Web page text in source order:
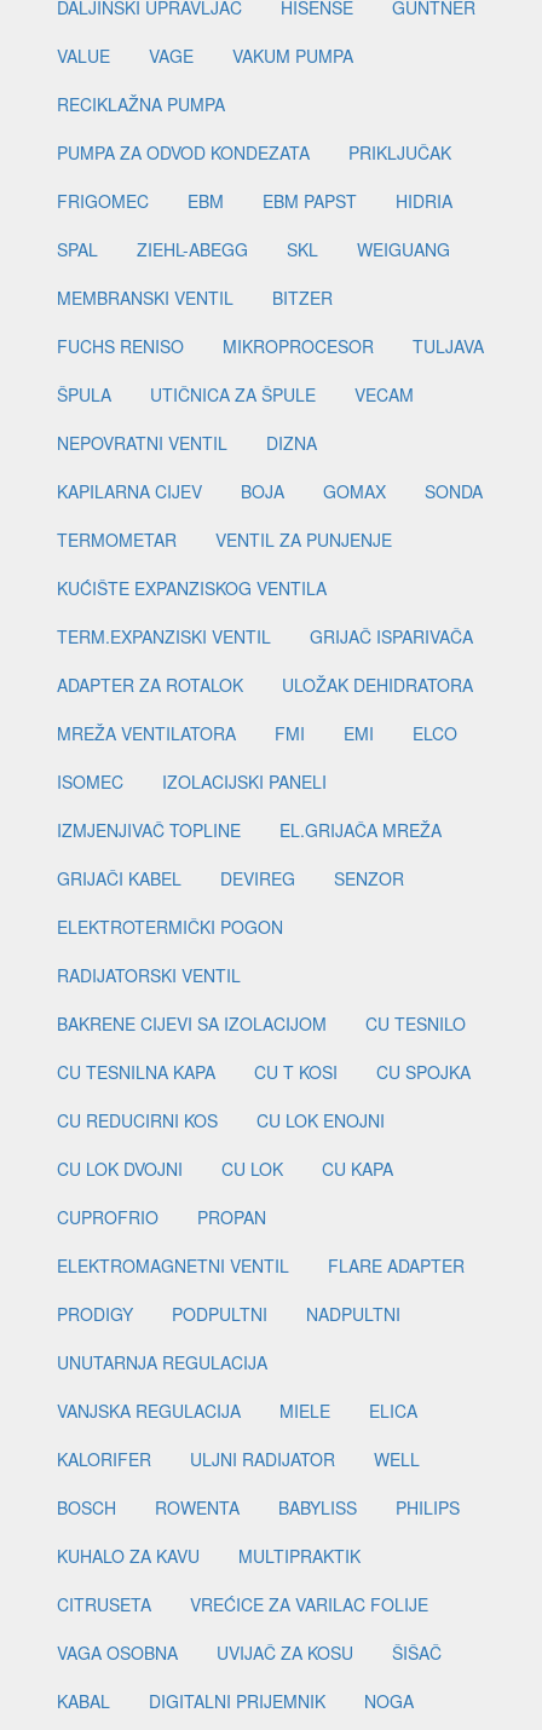
DALJINSKI UPRAVLJAČ HISENSE
GUNTNER
VALUE
VAGE
VAKUM PUMPA
RECIKLAŽNA PUMPA
PUMPA ZA ODVOD KONDEZATA
PRIKLJUČAK
FRIGOMEC
EBM EBM PAPST
HIDRIA
SPAL
ZIEHL-ABEGG SKL
WEIGUANG
MEMBRANSKI VENTIL
BITZER
FUCHS RENISO
MIKROPROCESOR
TULJAVA
ŠPULA
UTIČNICA ZA ŠPULE
VECAM
NEPOVRATNI VENTIL
DIZNA
KAPILARNA CIJEV
BOJA GOMAX
SONDA
TERMOMETAR
VENTIL ZA PUNJENJE
KUĆIŠTE EXPANZISKOG VENTILA
TERM.EXPANZISKI VENTIL
GRIJAČ ISPARIVAČA
ADAPTER ZA ROTALOK
ULOŽAK DEHIDRATORA
MREŽA VENTILATORA
FMI EMI
ELCO
ISOMEC
IZOLACIJSKI PANELI
IZMJENJIVAČ TOPLINE
EL.GRIJAČA MREŽA
GRIJAČI KABEL
DEVIREG
SENZOR
ELEKTROTERMIČKI POGON
RADIJATORSKI VENTIL
BAKRENE CIJEVI SA IZOLACIJOM
CU TESNILO
CU TESNILNA KAPA
CU T KOSI
CU SPOJKA
CU REDUCIRNI KOS
CU LOK ENOJNI
CU LOK DVOJNI
CU LOK
CU KAPA
CUPROFRIO
PROPAN
ELEKTROMAGNETNI VENTIL
FLARE ADAPTER
PRODIGY
PODPULTNI
NADPULTNI
UNUTARNJA REGULACIJA
VANJSKA REGULACIJA
MIELE
ELICA
KALORIFER
ULJNI RADIJATOR
WELL
BOSCH
ROWENTA BABYLISS
PHILIPS
KUHALO ZA KAVU
MULTIPRAKTIK
CITRUSETA
VREĆICE ZA VARILAC FOLIJE
VAGA OSOBNA
UVIJAČ ZA KOSU
ŠIŠAČ
KABAL
DIGITALNI PRIJEMNIK
NOGA